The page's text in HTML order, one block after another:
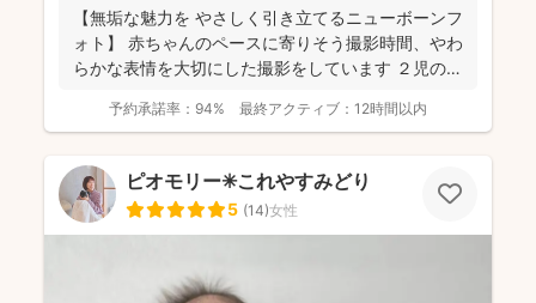
【無垢な魅力を やさしく引き立てるニューボーンフ
ォト】 赤ちゃんのペースに寄りそう撮影時間、やわ
らかな表情を大切にした撮影をしています ２児の母
予約承諾率： 94% 最終アクティブ： 12時間以内
ピオモリー✳︎これやすみどり
5 (14)女性